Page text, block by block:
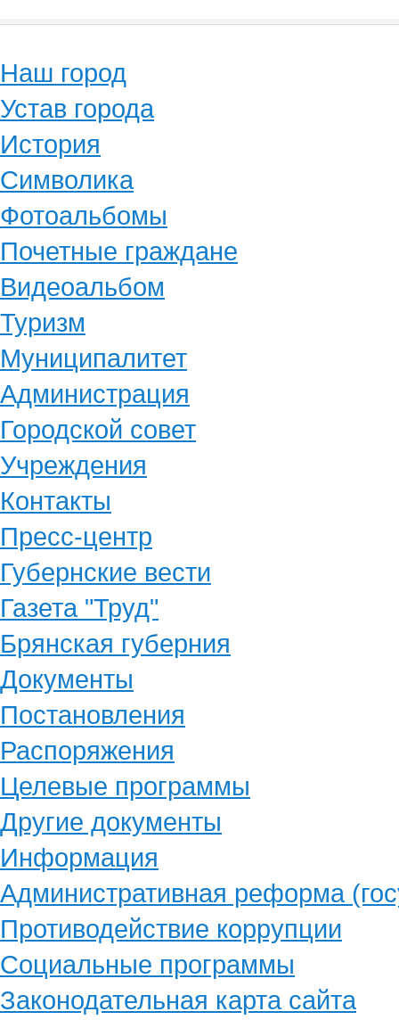
Наш город
Устав города
История
Символика
Фотоальбомы
Почетные граждане
Видеоальбом
Туризм
Муниципалитет
Администрация
Городской совет
Учреждения
Контакты
Пресс-центр
Губернские вести
Газета "Труд"
Брянская губерния
Документы
Постановления
Распоряжения
Целевые программы
Другие документы
Информация
Административная реформа
Противодействие коррупции
Социальные программы
Законодательная карта сайта